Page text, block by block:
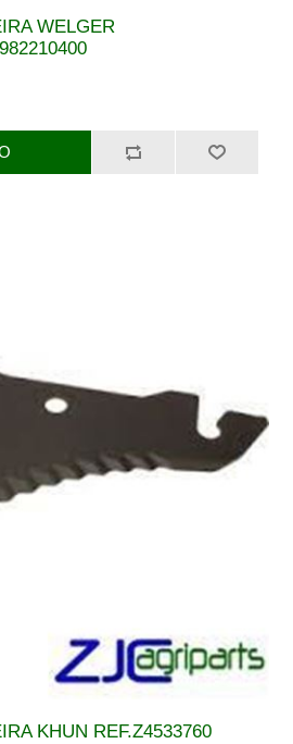
WELGER
KHUN REF.Z4533760